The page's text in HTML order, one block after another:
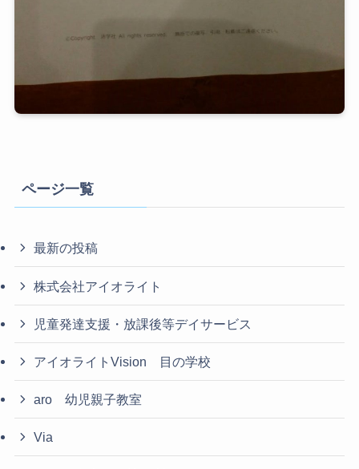
ページ一覧
最新の投稿
株式会社アイオライト
児童発達支援・放課後等デイサービス
アイオライトVision 目の学校
aro 幼児親子教室
Via